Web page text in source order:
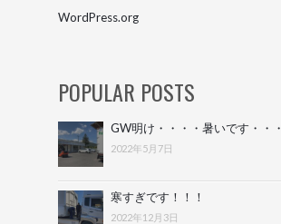
WordPress.org
POPULAR POSTS
GW明け・・・・暑いです・・・
2022年5月7日
寒すぎです！！！
2022年12月3日